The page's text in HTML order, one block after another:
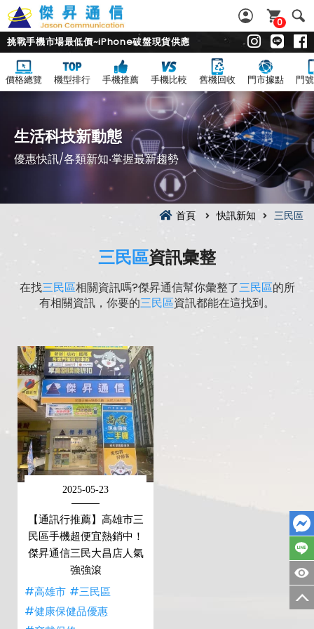
0
挑戰手機市場最低價~iPhone破盤現貨供應
價格總覽 機型排行 手機推薦 手機比較 舊機回收 門市據點 門
生活科技新動態
優惠快訊/各類新知‧掌握最新趨勢
首頁 快訊新知 三民區
三民區資訊彙整
在找三民區相關資訊嗎?傑昇通信幫你彙整了三民區的所
有相關資訊，你要的三民區資訊都能在這找到。
2025-05-23
【通訊行推薦】高雄市三
民區手機超便宜熱銷中！
傑昇通信三民大昌店人氣
強強滾
#高雄市 #三民區
#健康保健品優惠